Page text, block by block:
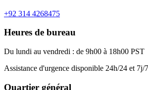
+92 314 4268475
Heures de bureau
Du lundi au vendredi : de 9h00 à 18h00 PST
Assistance d'urgence disponible 24h/24 et 7j/7
Quartier général